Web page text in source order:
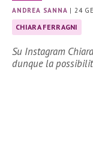
ANDREA SANNA |24
CHIARA FERRAGNI
Su Instagram
dunque la